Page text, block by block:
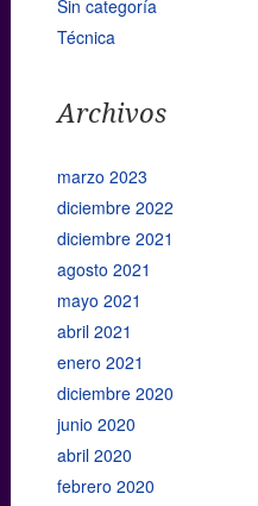
Sin categoría
Técnica
Archivos
marzo 2023
diciembre 2022
diciembre 2021
agosto 2021
mayo 2021
abril 2021
enero 2021
diciembre 2020
junio 2020
abril 2020
febrero 2020